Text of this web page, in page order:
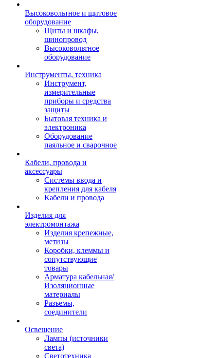
Высоковольтное и щитовое
оборудование
Щиты и шкафы,
шинопровод
Высоковольтное
оборудование
Инструменты, техника
Инструмент,
измерительные
приборы и средства
защиты
Бытовая техника и
электроника
Оборудование
паяльное и сварочное
Кабели, провода и
аксессуары
Системы ввода и
крепления для кабеля
Кабели и провода
Изделия для
электромонтажа
Изделия крепежные,
метизы
Коробки, клеммы и
сопутствующие
товары
Арматура кабельная/
Изоляционные
материалы
Разъемы,
соединители
Освещение
Лампы (источники
света)
Светотехника